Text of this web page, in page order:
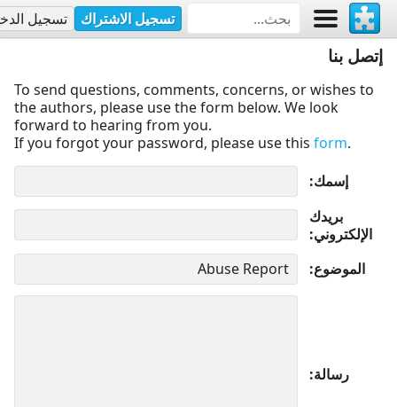
تسجيل الاشتراك تسجيل
إتصل بنا
To send questions, comments, concerns, or wishes to
the authors, please use the form below. We look
forward to hearing from you.
If you forgot your password, please use this form.
إسمك
بريدك
الإلكتروني
الموضوع
رسالة